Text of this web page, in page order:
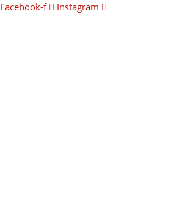
Facebook-f Instagram